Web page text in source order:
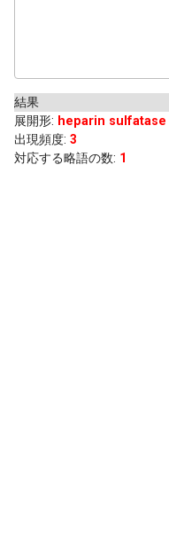
結果
展開形: heparin sulfatase
出現頻度: 3
対応する略語の数: 1